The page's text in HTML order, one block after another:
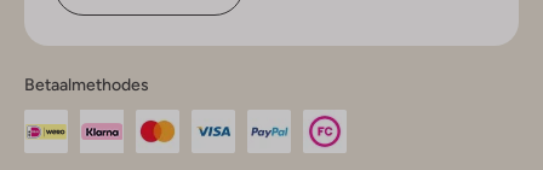
Betaalmethodes